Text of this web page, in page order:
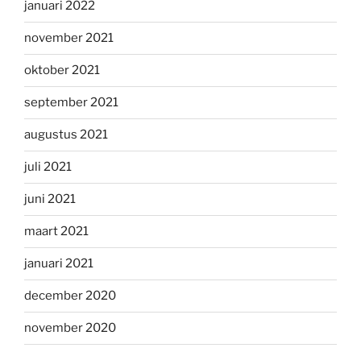
januari 2022
november 2021
oktober 2021
september 2021
augustus 2021
juli 2021
juni 2021
maart 2021
januari 2021
december 2020
november 2020